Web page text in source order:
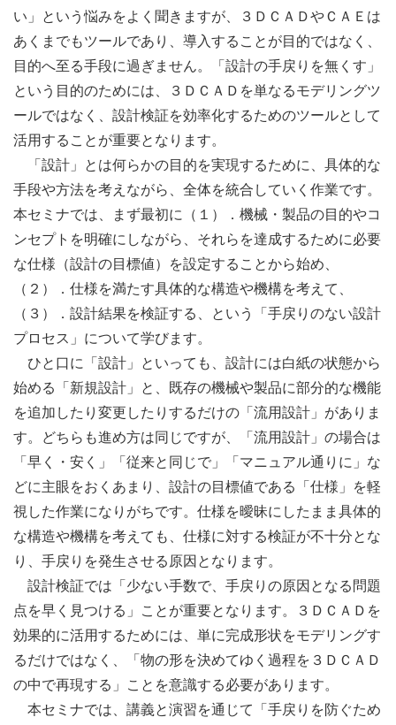
い」という悩みをよく聞きますが、３ＤＣＡＤやＣＡＥは
あくまでもツールであり、導入することが目的ではなく、
目的へ至る手段に過ぎません。「設計の手戻りを無くす」
という目的のためには、３ＤＣＡＤを単なるモデリングツ
ールではなく、設計検証を効率化するためのツールとして
活用することが重要となります。
「設計」とは何らかの目的を実現するために、具体的な
手段や方法を考えながら、全体を統合していく作業です。
本セミナでは、まず最初に（１）．機械・製品の目的やコ
ンセプトを明確にしながら、それらを達成するために必要
な仕様（設計の目標値）を設定することから始め、
（２）．仕様を満たす具体的な構造や機構を考えて、
（３）．設計結果を検証する、という「手戻りのない設計
プロセス」について学びます。
ひと口に「設計」といっても、設計には白紙の状態から
始める「新規設計」と、既存の機械や製品に部分的な機能
を追加したり変更したりするだけの「流用設計」がありま
す。どちらも進め方は同じですが、「流用設計」の場合は
「早く・安く」「従来と同じで」「マニュアル通りに」な
どに主眼をおくあまり、設計の目標値である「仕様」を軽
視した作業になりがちです。仕様を曖昧にしたまま具体的
な構造や機構を考えても、仕様に対する検証が不十分とな
り、手戻りを発生させる原因となります。
設計検証では「少ない手数で、手戻りの原因となる問題
点を早く見つける」ことが重要となります。３ＤＣＡＤを
効果的に活用するためには、単に完成形状をモデリングす
るだけではなく、「物の形を決めてゆく過程を３ＤＣＡＤ
の中で再現する」ことを意識する必要があります。
本セミナでは、講義と演習を通じて「手戻りを防ぐため